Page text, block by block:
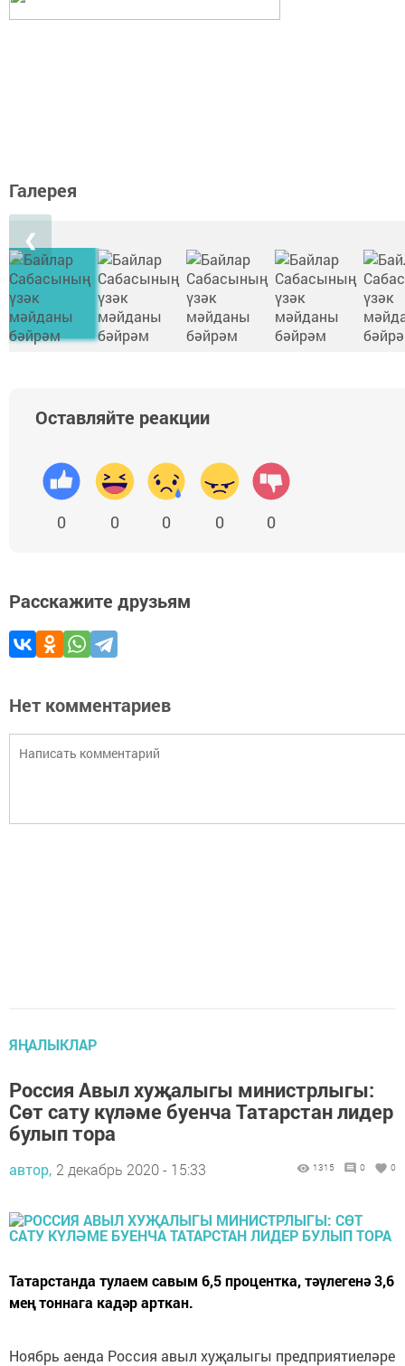
Галерея
❮
Оставляйте реакции
0 0 0 0 0
Расскажите друзьям
Нет комментариев
ЯҢАЛЫКЛАР
Россия Авыл хуҗалыгы министрлыгы:
Сөт сату күләме буенча Татарстан лидер
булып тора
автор, 2 декабрь 2020 - 15:33 1315 0 0
Татарстанда тулаем савым 6,5 процентка, тәүлегенә 3,6
мең тоннага кадәр арткан.
Ноябрь аенда Россия авыл хуҗалыгы предприятиеләре